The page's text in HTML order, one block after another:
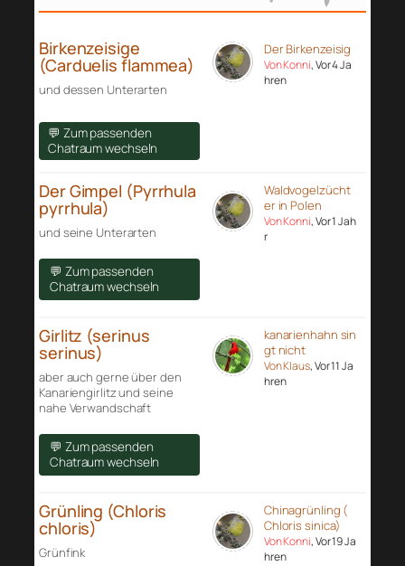
Birkenzeisige
(Carduelis flammea)
und dessen Unterarten
💬 Zum passenden
Chatraum wechseln
Der Birkenzeisig
Von Konni, Vor 4 Ja
hren
Der Gimpel (Pyrrhula
pyrrhula)
und seine Unterarten
💬 Zum passenden
Chatraum wechseln
Waldvogelzücht
er in Polen
Von Konni, Vor 1 Jah
r
Girlitz (serinus
serinus)
aber auch gerne über den
Kanariengirlitz und seine
nahe Verwandschaft
💬 Zum passenden
Chatraum wechseln
kanarienhahn sin
gt nicht
Von Klaus, Vor 11 Ja
hren
Grünling (Chloris
chloris)
Grünfink
Chinagrünling (
Chloris sinica)
Von Konni, Vor 19 Ja
hren